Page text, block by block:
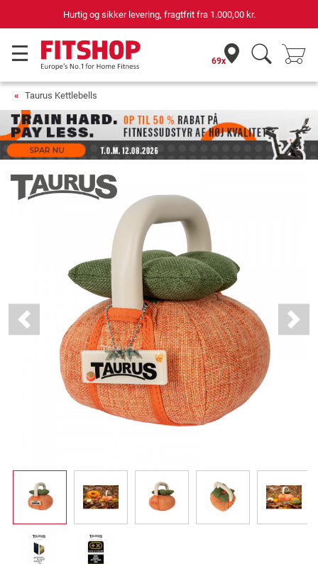
Hurtig og sikker levering, fragtfrit fra 1.000,00 kr.
69x
Taurus Kettlebells
Previous Next